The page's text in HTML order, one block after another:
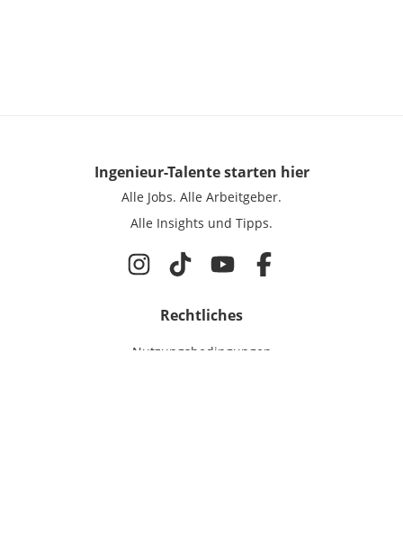
Ingenieur-Talentestarten hier
Alle Jobs. Alle Arbeitgeber.
Alle Insights und Tipps.
Rechtliches
Nutzungsbedingungen